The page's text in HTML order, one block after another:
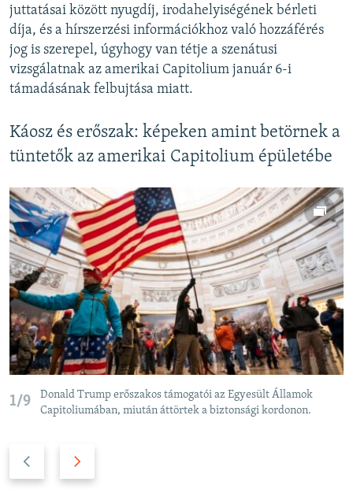
juttatásai között nyugdíj, irodahelyiségének bérleti
díja, és a hírszerzési információkhoz való hozzáférés
jog is szerepel, úgyhogy van tétje a szenátusi
vizsgálatnak az amerikai Capitolium január 6-i
támadásának felbujtása miatt.
Káosz és erőszak: képeken amint betörnek a
tüntetők az amerikai Capitolium épületébe
1/9
Donald Trump erőszakos támogatói az Egyesült Államok
Capitoliumában, miután áttörtek a biztonsági kordonon.